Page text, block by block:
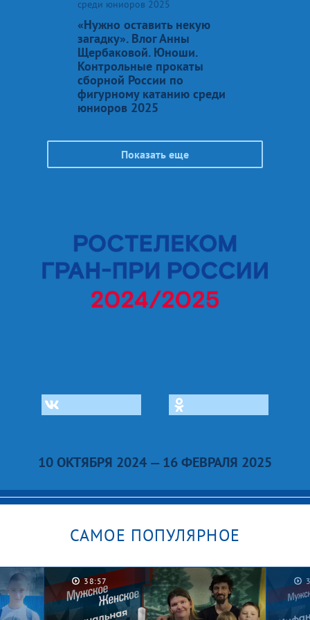
среди юниоров 2025
«Нужно оставить некую
загадку». Влог Анны
Щербаковой. Юноши.
Контрольные прокаты
сборной России по
фигурному катанию среди
юниоров 2025
Показать еще
10 ОКТЯБРЯ 2024 — 16 ФЕВРАЛЯ 2025
САМОЕ ПОПУЛЯРНОЕ
38:57